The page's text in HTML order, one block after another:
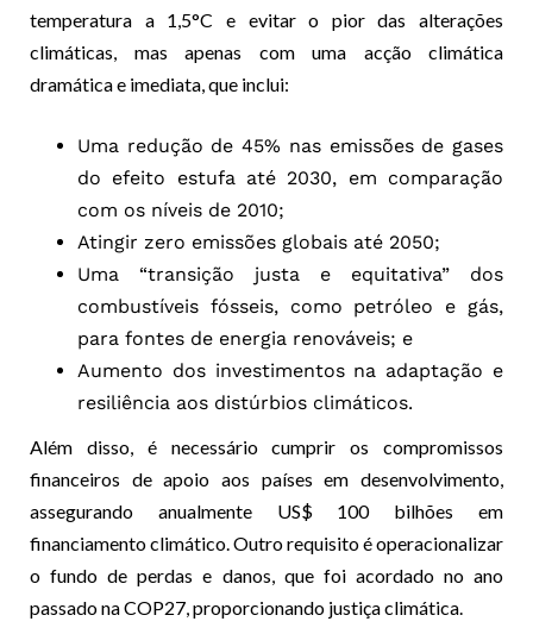
temperatura a 1,5°C e evitar o pior das alterações
climáticas, mas apenas com uma acção climática
dramática e imediata, que inclui:
Uma redução de 45% nas emissões de gases
do efeito estufa até 2030, em comparação
com os níveis de 2010;
Atingir zero emissões globais até 2050;
Uma “transição justa e equitativa” dos
combustíveis fósseis, como petróleo e gás,
para fontes de energia renováveis; e
Aumento dos investimentos na adaptação e
resiliência aos distúrbios climáticos.
Além disso, é necessário cumprir os compromissos
financeiros de apoio aos países em desenvolvimento,
assegurando anualmente US$ 100 bilhões em
financiamento climático. Outro requisito é operacionalizar
o fundo de perdas e danos, que foi acordado no ano
passado na COP27, proporcionando justiça climática.